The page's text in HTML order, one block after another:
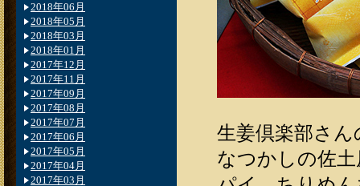
生姜倶楽部さ
なつかしの佐
2018年06月
2018年05月
2018年03月
2018年01月
2017年12月
2017年11月
2017年09月
2017年08月
2017年07月
2017年06月
2017年05月
2017年04月
2017年03月